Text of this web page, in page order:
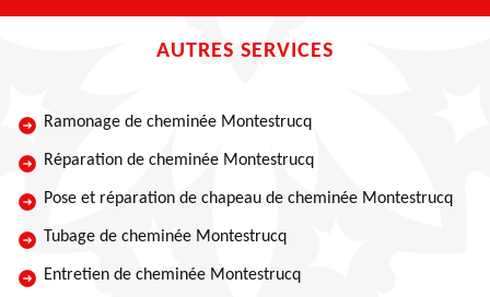
AUTRES SERVICES
Ramonage de cheminée Montestrucq
Réparation de cheminée Montestrucq
Pose et réparation de chapeau de cheminée Montestrucq
Tubage de cheminée Montestrucq
Entretien de cheminée Montestrucq